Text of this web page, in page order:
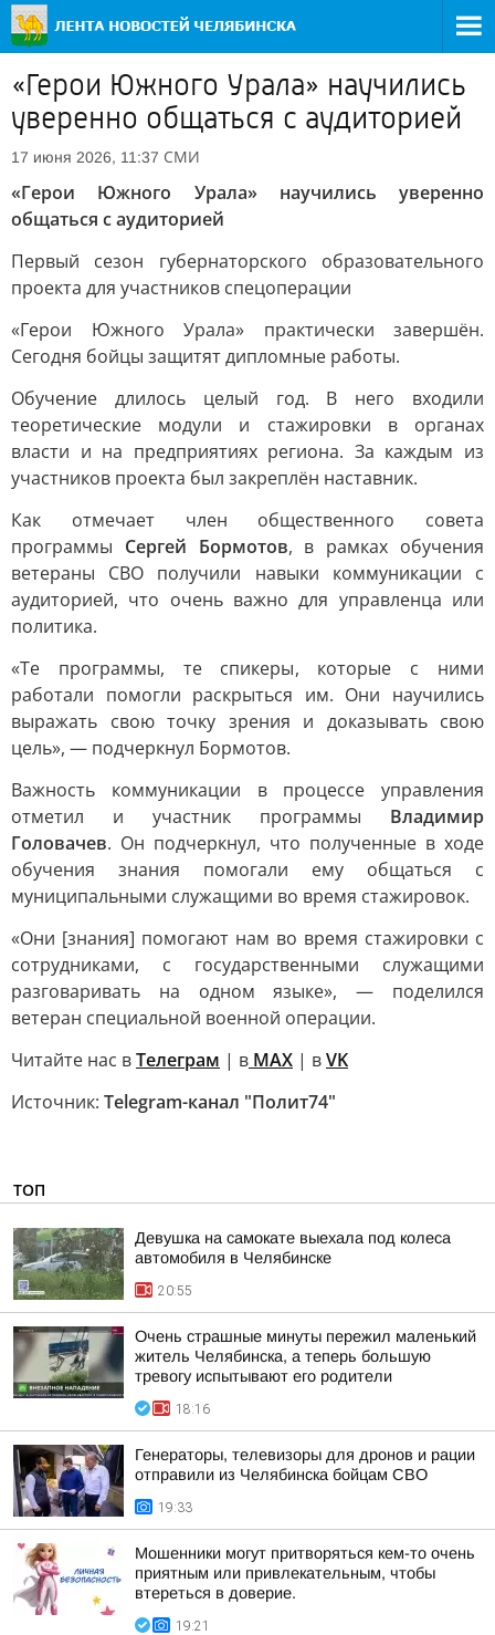
«Герои Южного Урала» научились
уверенно общаться с аудиторией
17 июня 2026, 11:37 СМИ
«Герои Южного Урала» научились уверенно
общаться с аудиторией
Первый сезон губернаторского образовательного
проекта для участников спецоперации
«Герои Южного Урала» практически завершён.
Сегодня бойцы защитят дипломные работы.
Обучение длилось целый год. В него входили
теоретические модули и стажировки в органах
власти и на предприятиях региона. За каждым из
участников проекта был закреплён наставник.
Как отмечает член общественного совета
программы Сергей Бормотов, в рамках обучения
ветераны СВО получили навыки коммуникации с
аудиторией, что очень важно для управленца или
политика.
«Те программы, те спикеры, которые с ними
работали помогли раскрыться им. Они научились
выражать свою точку зрения и доказывать свою
цель», — подчеркнул Бормотов.
Важность коммуникации в процессе управления
отметил и участник программы Владимир
Головачев. Он подчеркнул, что полученные в ходе
обучения знания помогали ему общаться с
муниципальными служащими во время стажировок.
«Они [знания] помогают нам во время стажировки с
сотрудниками, с государственными служащими
разговаривать на одном языке», — поделился
ветеран специальной военной операции.
Читайте нас вТелеграм | в MAX | вVK
Источник: Telegram-канал "Полит74"
ТОП
Девушка на самокате выехала под колеса
автомобиля в Челябинске
20:55
Очень страшные минуты пережил маленький
житель Челябинска, а теперь большую
тревогу испытывают его родители
18:16
Генераторы, телевизоры для дронов и рации
отправили из Челябинска бойцам СВО
19:33
Мошенники могут притворяться кем-то очень
приятным или привлекательным, чтобы
втереться в доверие.
19:21